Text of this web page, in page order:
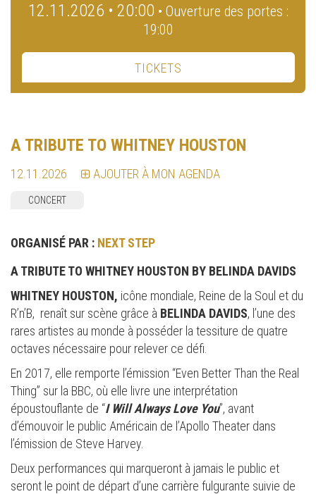
12.11.2026 • 20:00 • Ouverture des portes :
19:00
TICKETS
A TRIBUTE TO WHITNEY HOUSTON
12.11.2026 AJOUTER À MON AGENDA
CONCERT
ORGANISÉ PAR : NEXT STEP
A TRIBUTE TO WHITNEY HOUSTON BY BELINDA DAVIDS
WHITNEY HOUSTON, icône mondiale, Reine de la Soul et du
R’n’B, renaît sur scène grâce à BELINDA DAVIDS, l’une des
rares artistes au monde à posséder la tessiture de quatre
octaves nécessaire pour relever ce défi.
En 2017, elle remporte l’émission “Even Better Than the Real
Thing” sur la BBC, où elle livre une interprétation
époustouflante de “I Will Always Love You”, avant
d’émouvoir le public Américain de l’Apollo Theater dans
l’émission de Steve Harvey.
Deux performances qui marqueront à jamais le public et
seront le point de départ d’une carrière fulgurante suivie de